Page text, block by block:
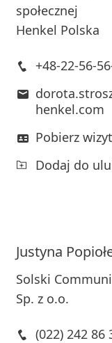
społecznej
Henkel Polska
+48-22-56-
henkel.com
Pobierz
Dodaj do
Justyna
Solski
Sp. z o.o.
(022) 242 86